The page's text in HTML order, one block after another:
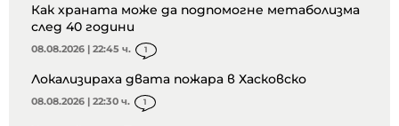
Как храната може да подпомогне метаболизма
след 40 години
08.08.2026 | 22:45 ч. 1
Локализираха двата пожара в Хасковско
08.08.2026 | 22:30 ч. 1